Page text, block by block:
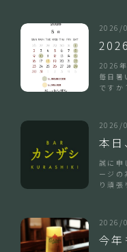
2026/
2026
毎日暑
です
2026/
本日
誠に申
ージの
り頑
2026/
今